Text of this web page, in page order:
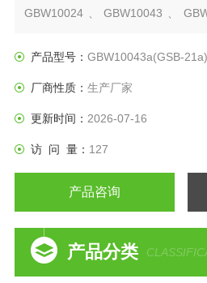
GBW10024、GBW10043、
产品型号： GBW10043a(GSB-21a)
厂商性质： 生产厂家
更新时间： 2026-07-16
访 问 量： 127
产品咨询
产品分类